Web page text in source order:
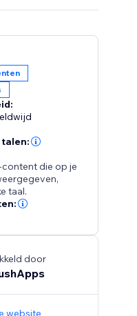
die op je
taal.
door
website